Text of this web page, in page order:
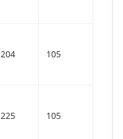
204 105
225 105